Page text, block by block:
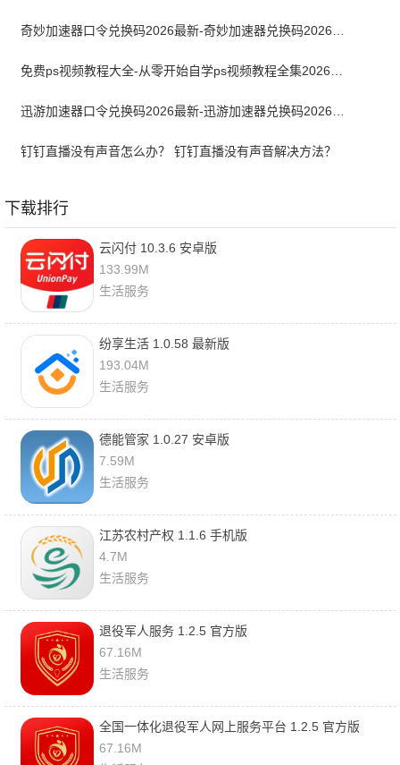
钉钉直播没有声音怎么办？ 钉钉直播没有声音解决方法？
下载排行
云闪付 10.3.6 安卓版
133.99M
生活服务
纷享生活 1.0.58 最新版
193.04M
生活服务
德能管家 1.0.27 安卓版
7.59M
生活服务
江苏农村产权 1.1.6 手机版
4.7M
生活服务
退役军人服务 1.2.5 官方版
67.16M
生活服务
全国一体化退役军人网上服务平台 1.2.5 官方版
67.16M